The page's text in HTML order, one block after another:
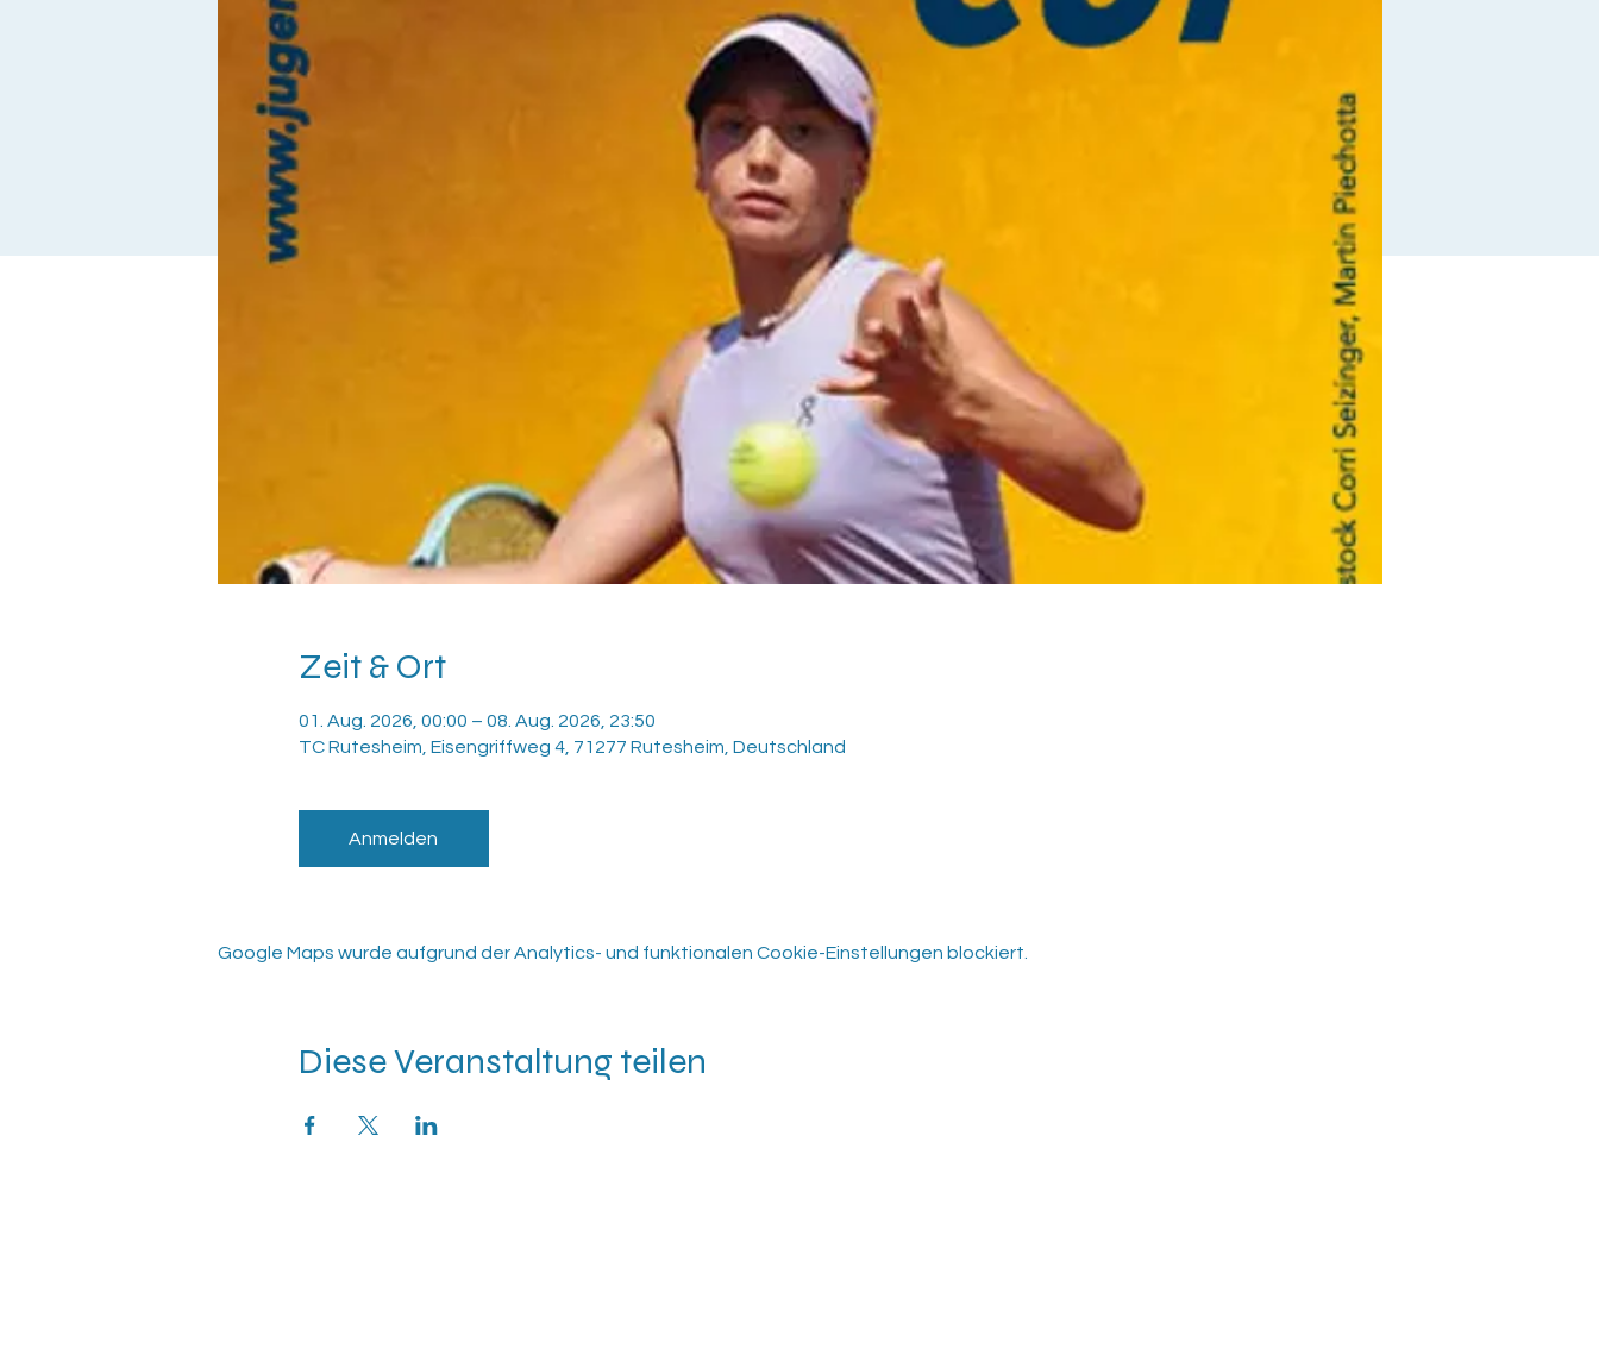
Zeit & Ort
01. Aug. 2026, 00:00 – 08. Aug. 2026, 23:50
TC Rutesheim, Eisengriffweg 4, 71277 Rutesheim, Deutschland
Anmelden
Google Maps wurde aufgrund der Analytics- und funktionalen Cookie-Einstellungen blockiert.
Diese Veranstaltung teilen